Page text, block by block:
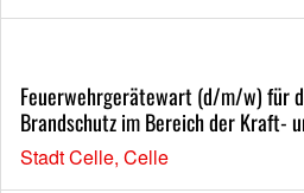
Feuerwehrgerätewart (d/m/w) für
Brandschutz im Bereich der Kraft-
Stadt Celle, Celle